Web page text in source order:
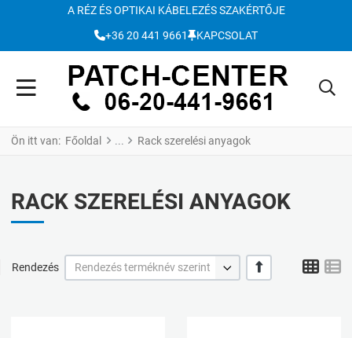
A RÉZ ÉS OPTIKAI KÁBELEZÉS SZAKÉRTŐJE
+36 20 441 9661 KAPCSOLAT
Ön itt van: Főoldal Rack szerelési anyagok
RACK SZERELÉSI ANYAGOK
Rendezés Rendezés terméknév szerint +/- Grid